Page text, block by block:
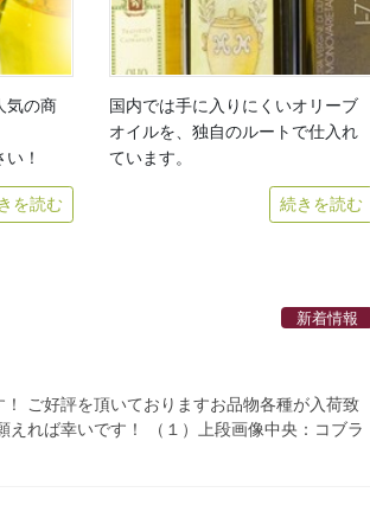
気の商
！
を読む
国内では手に入りにくいオリーブ
オイルを、独自のルートで仕入れ
ています。
続きを読む
新着情報
ご好評を頂いておりますお品物各種が入荷致
れば幸いです！ （１）上段画像中央：コブラ